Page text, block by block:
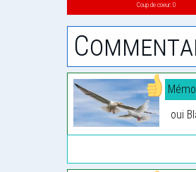
Coup de coeur: 0
Mémo
oui